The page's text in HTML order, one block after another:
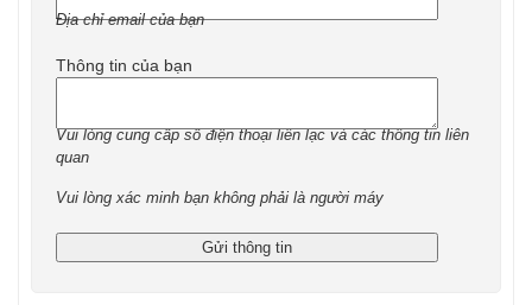
Địa chỉ email của bạn
Thông tin của bạn
Vui lòng cung cấp số điện thoại liên lạc và các thông tin liên
quan
Vui lòng xác minh bạn không phải là người máy